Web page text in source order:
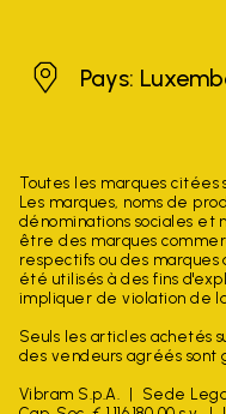
Luxembourg
Pays:
Toutes les marques
Les marques, noms de
dénominations sociales
être des marques
respectifs ou des
été utilisés à des fins
impliquer de violation de
Seuls les articles achetés
des vendeurs agréés sont
Vibram S.p.A.
Sede